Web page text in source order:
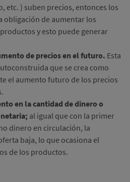
etc. ) suben precios, entonces los
obligación de aumentar los
y esto puede generar
de precios en el futuro. Esta
que se crea como
el aumento futuro de los precios
en la cantidad de dinero o
al igual que con la primer
dinero en circulación, la
baja, lo que ocasiona el
de los productos.